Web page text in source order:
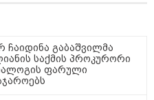
ჩაიდინა გაბაშვილმა
საქმის პროკურორი
ფარული